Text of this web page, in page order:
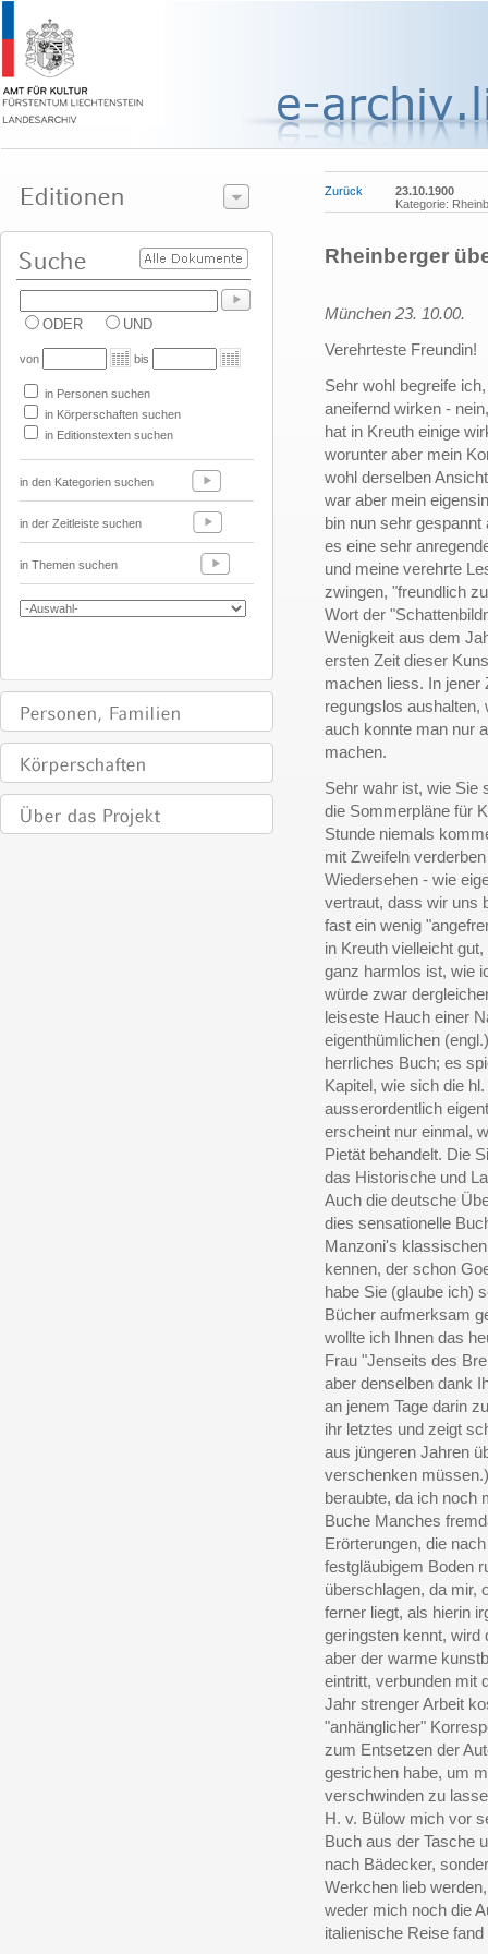
ODER UND
von bis
in Personen suchen
in Körperschaften suchen
in Editionstexten suchen
in den Kategorien suchen
in der Zeitleiste suchen
in Themen suchen
Zurück
23.10.1900
Kategorie:
Rheinberger
München 23. 10.00.
Verehrteste Freundin!
Sehr wohl begreife
aneifernd wirken -
hat in Kreuth einige
worunter aber mein
wohl derselben
war aber mein
bin nun sehr
es eine sehr
und meine verehrte
zwingen, "freundlich
Wort der
Wenigkeit aus dem
ersten Zeit dieser
machen liess. In jener
regungslos aushalten,
auch konnte man nur
machen.
Sehr wahr ist, wie Sie
die Sommerpläne für
Stunde niemals
mit Zweifeln
Wiedersehen - wie
vertraut, dass wir uns
fast ein wenig
in Kreuth vielleicht
ganz harmlos ist, wie
würde zwar
leiseste Hauch einer
eigenthümlichen
herrliches Buch; es
Kapitel, wie sich die
ausserordentlich
erscheint nur einmal,
Pietät behandelt. Die
das Historische und
Auch die deutsche
dies sensationelle
Manzoni's
kennen, der schon
habe Sie (glaube ich)
Bücher aufmerksam
wollte ich Ihnen das
Frau "Jenseits des
aber denselben dank
an jenem Tage darin
ihr letztes und zeigt
aus jüngeren Jahren
verschenken
beraubte, da ich noch
Buche Manches
Erörterungen, die
festgläubigem Boden
überschlagen, da mir,
ferner liegt, als hierin
geringsten kennt, wird
aber der warme
eintritt, verbunden mit
Jahr strenger Arbeit
"anhänglicher"
zum Entsetzen der
gestrichen habe, um
verschwinden zu
H. v. Bülow mich vor
Buch aus der Tasche
nach Bädecker,
Werkchen lieb
weder mich noch die
italienische Reise